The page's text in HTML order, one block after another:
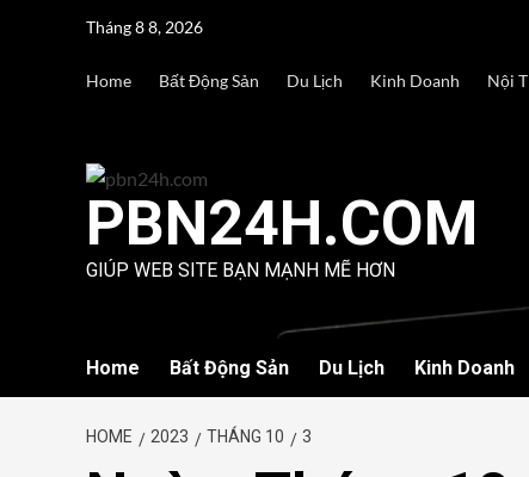
Tháng 8 8, 2026
Home Bất Động Sản Du Lịch Kinh Doanh Nội
PBN24H.COM
GIÚP WEB SITE BẠN MẠNH MẼ HƠN
Home Bất Động Sản Du Lịch Kinh Doanh
HOME 2023 THÁNG 10 3